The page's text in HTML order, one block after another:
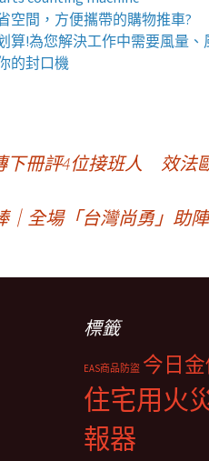
空間，方便攜帶的購物推車?
算!為您解決工作中需要風量、
的封口機
下冊評4位接班人 效法
｜全場「台灣尚勇」助
標籤
EAS商品防盜 今日
住宅用火
報器